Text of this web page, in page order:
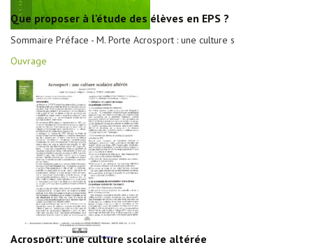
Que proposer à l'étude des élèves en EPS ?
Sommaire Préface - M. Porte Acrosport : une culture s
Ouvrage
Acrosport: une culture scolaire altérée